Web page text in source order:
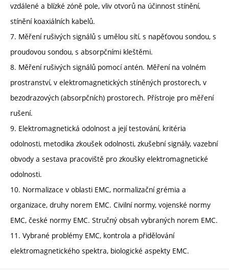
vzdálené a blízké zóně pole, vliv otvorů na účinnost stínění,
stínění koaxiálních kabelů.
7. Měření rušivých signálů s umělou sítí, s napěťovou sondou, s
proudovou sondou, s absorpčními kleštěmi.
8. Měření rušivých signálů pomocí antén. Měření na volném
prostranství, v elektromagnetických stíněných prostorech, v
bezodrazových (absorpčních) prostorech. Přístroje pro měření
rušení.
9. Elektromagnetická odolnost a její testování, kritéria
odolnosti, metodika zkoušek odolnosti, zkušební signály, vazební
obvody a sestava pracoviště pro zkoušky elektromagnetické
odolnosti.
10. Normalizace v oblasti EMC, normalizační grémia a
organizace, druhy norem EMC. Civilní normy, vojenské normy
EMC, české normy EMC. Stručný obsah vybraných norem EMC.
11. Vybrané problémy EMC, kontrola a přidělování
elektromagnetického spektra, biologické aspekty EMC.